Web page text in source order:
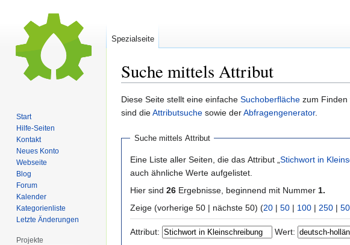
Suche mittels Attribut
Zur
Navigation
Zur
Suche
Diese Seite stellt eine einfache Suchoberfläche zum Finden
sind dieAttributsuche sowie derAbfragengenerator.
Suche mittels Attribut
Eine Liste aller Seiten, die das Attribut „ Stichwort in
auch ähnliche Werte aufgelistet.
Hier sind 26 Ergebnisse, beginnend mit Nummer 1.
Zeige (vorherige 50 | nächste 50) (20 | 50 | 100 | 250 |
Attribut: Wert:
Spezialseite
Start
Hilfe-Seiten
Kontakt
Neues Konto
Webseite
Blog
Forum
Kalender
Kategorienliste
Letzte Änderungen
Projekte